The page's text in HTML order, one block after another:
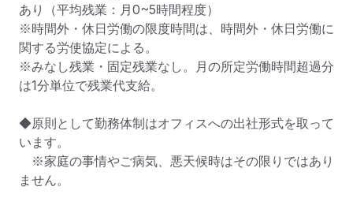
あり（平均残業：月0~5時間程度）
※時間外・休日労働の限度時間は、時間外・休日労働に
関する労使協定による。
※みなし残業・固定残業なし。月の所定労働時間超過分
は1分単位で残業代支給。
◆原則として勤務体制はオフィスへの出社形式を取って
います。
※家庭の事情やご病気、悪天候時はその限りではあり
ません。